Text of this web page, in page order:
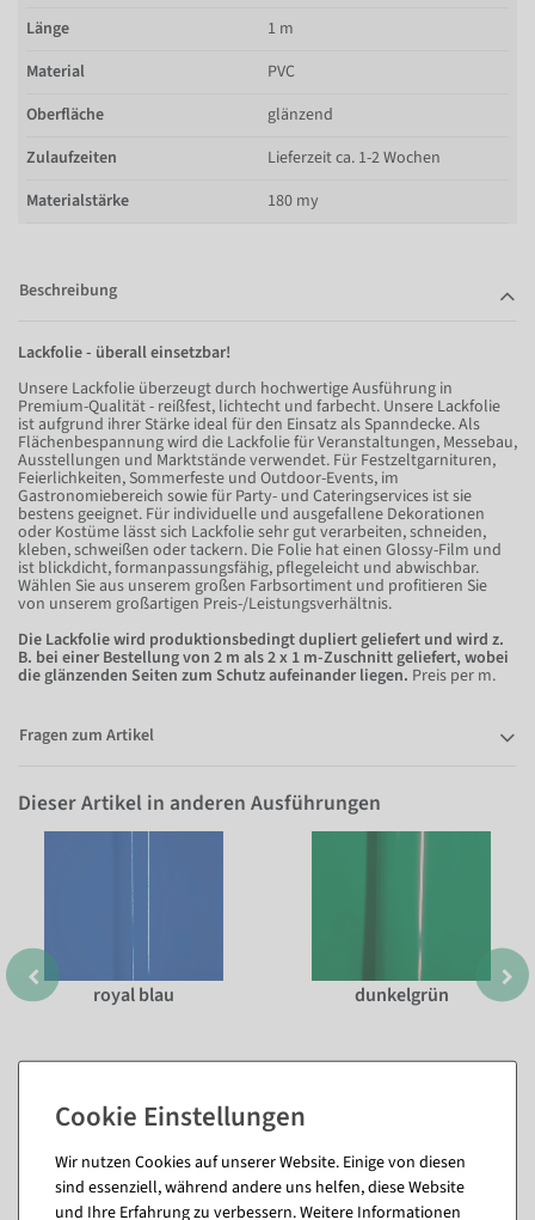
Länge
1 m
Material
PVC
Oberfläche
glänzend
Zulaufzeiten
Lieferzeit ca. 1-2 Wochen
Materialstärke
180 my
Beschreibung
Lackfolie - überall einsetzbar!
Unsere Lackfolie überzeugt durch hochwertige Ausführung in
Premium-Qualität - reißfest, lichtecht und farbecht. Unsere Lackfolie
ist aufgrund ihrer Stärke ideal für den Einsatz als Spanndecke. Als
Flächenbespannung wird die Lackfolie für Veranstaltungen, Messebau,
Ausstellungen und Marktstände verwendet. Für Festzeltgarnituren,
Feierlichkeiten, Sommerfeste und Outdoor-Events, im
Gastronomiebereich sowie für Party- und Cateringservices ist sie
bestens geeignet. Für individuelle und ausgefallene Dekorationen
oder Kostüme lässt sich Lackfolie sehr gut verarbeiten, schneiden,
kleben, schweißen oder tackern. Die Folie hat einen Glossy-Film und
ist blickdicht, formanpassungsfähig, pflegeleicht und abwischbar.
Wählen Sie aus unserem großen Farbsortiment und profitieren Sie
von unserem großartigen Preis-/Leistungsverhältnis.
Die Lackfolie wird produktionsbedingt dupliert geliefert und wird z.
B. bei einer Bestellung von 2 m als 2 x 1 m-Zuschnitt geliefert, wobei
die glänzenden Seiten zum Schutz aufeinander liegen. Preis per m.
Fragen zum Artikel
Dieser Artikel in anderen Ausführungen
royal blau dunkelgrün
Wir nutzen Cookies auf unserer Website. Einige von diesen
sind essenziell, während andere uns helfen, diese Website
und Ihre Erfahrung zu verbessern. Weitere Informationen